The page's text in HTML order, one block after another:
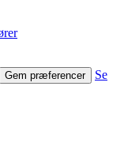
Gem præferencer
Se